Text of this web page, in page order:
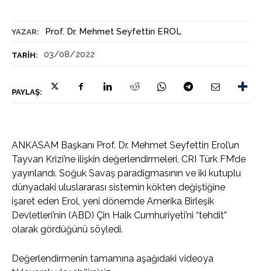
YAZAR: Prof. Dr. Mehmet Seyfettin EROL
TARIH: 03/08/2022
PAYLAŞ:
ANKASAM Başkanı Prof. Dr. Mehmet Seyfettin Erol’un
Tayvan Krizi’ne ilişkin değerlendirmeleri, CRI Türk FM’de
yayınlandı. Soğuk Savaş paradigmasının ve iki kutuplu
dünyadaki uluslararası sistemin kökten değiştiğine
işaret eden Erol, yeni dönemde Amerika Birleşik
Devletleri’nin (ABD) Çin Halk Cumhuriyeti’ni “tehdit”
olarak gördüğünü söyledi.
Değerlendirmenin tamamına aşağıdaki videoya